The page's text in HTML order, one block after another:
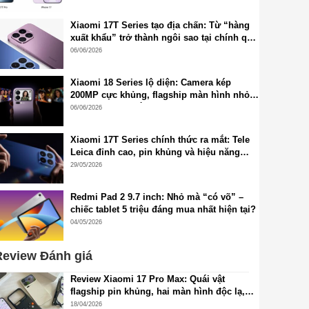
Xiaomi 17T Series tạo địa chấn: Từ “hàng
xuất khẩu” trở thành ngôi sao tại chính quê
nhà Trung Quốc
06/06/2026
Xiaomi 18 Series lộ diện: Camera kép
200MP cực khủng, flagship màn hình nhỏ
2K chuẩn mới sắp xuất hiện
06/06/2026
Xiaomi 17T Series chính thức ra mắt: Tele
Leica đỉnh cao, pin khủng và hiệu năng
flagship thế hệ mới
29/05/2026
Redmi Pad 2 9.7 inch: Nhỏ mà “có võ” –
chiếc tablet 5 triệu đáng mua nhất hiện tại?
04/05/2026
Đánh giá
Review Xiaomi 17 Pro Max: Quái vật
flagship pin khủng, hai màn hình độc lạ,
cấu hình đỉnh cao, camera siêu đẹp
18/04/2026